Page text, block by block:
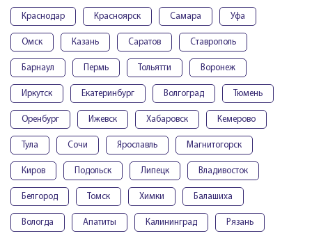
Краснодар Красноярск Самара Уфа
Омск Казань Саратов Ставрополь
Барнаул Пермь Тольятти Воронеж
Иркутск Екатеринбург Волгоград Тюмень
Оренбург Ижевск Хабаровск Кемерово
Тула Сочи Ярославль Магнитогорск
Киров Подольск Липецк Владивосток
Белгород Томск Химки Балашиха
Вологда Апатиты Калининград Рязань